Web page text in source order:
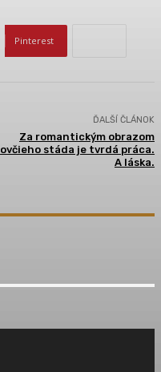
Pinterest
ĎALŠÍ ČLÁNOK
Za romantickým obrazom
ovčieho stáda je tvrdá práca.
A láska.